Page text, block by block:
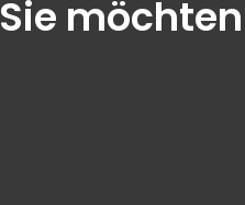
Sie